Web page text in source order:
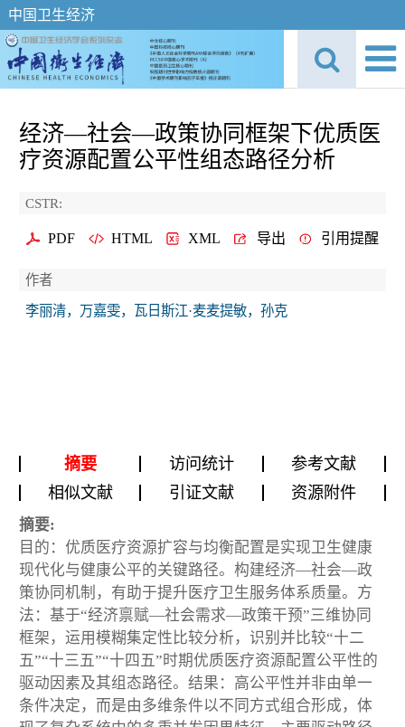
中国卫生经济
经济—社会—政策协同框架下优质医
疗资源配置公平性组态路径分析
CSTR:
PDF HTML XML 导出 引用提醒
作者
李丽清，万嘉雯，瓦日斯江·麦麦提敏，孙克
摘要 访问统计
参考文献
相似文献
引证文献 资源附件
摘要:
目的：优质医疗资源扩容与均衡配置是实现卫生健康
现代化与健康公平的关键路径。构建经济—社会—政
策协同机制，有助于提升医疗卫生服务体系质量。方
法：基于“经济禀赋—社会需求—政策干预”三维协同
框架，运用模糊集定性比较分析，识别并比较“十二
五”“十三五”“十四五”时期优质医疗资源配置公平性的
驱动因素及其组态路径。结果：高公平性并非由单一
条件决定，而是由多维条件以不同方式组合形成，体